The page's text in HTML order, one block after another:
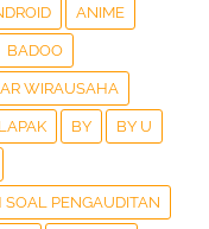
ANIME
BADOO
WIRAUSAHA
BY BY U
SOAL PENGAUDITAN